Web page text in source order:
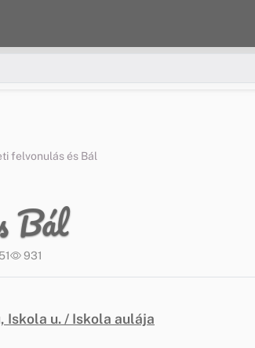
felvonulás és Bál
Bál
931
Iskola u. / Iskola aulája